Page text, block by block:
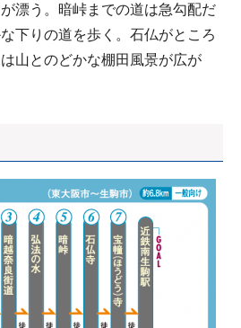
漂う。暗峠までの道は急勾配だ
下りの道を歩く。石仏がところ
山とのどかな棚田風景が広が